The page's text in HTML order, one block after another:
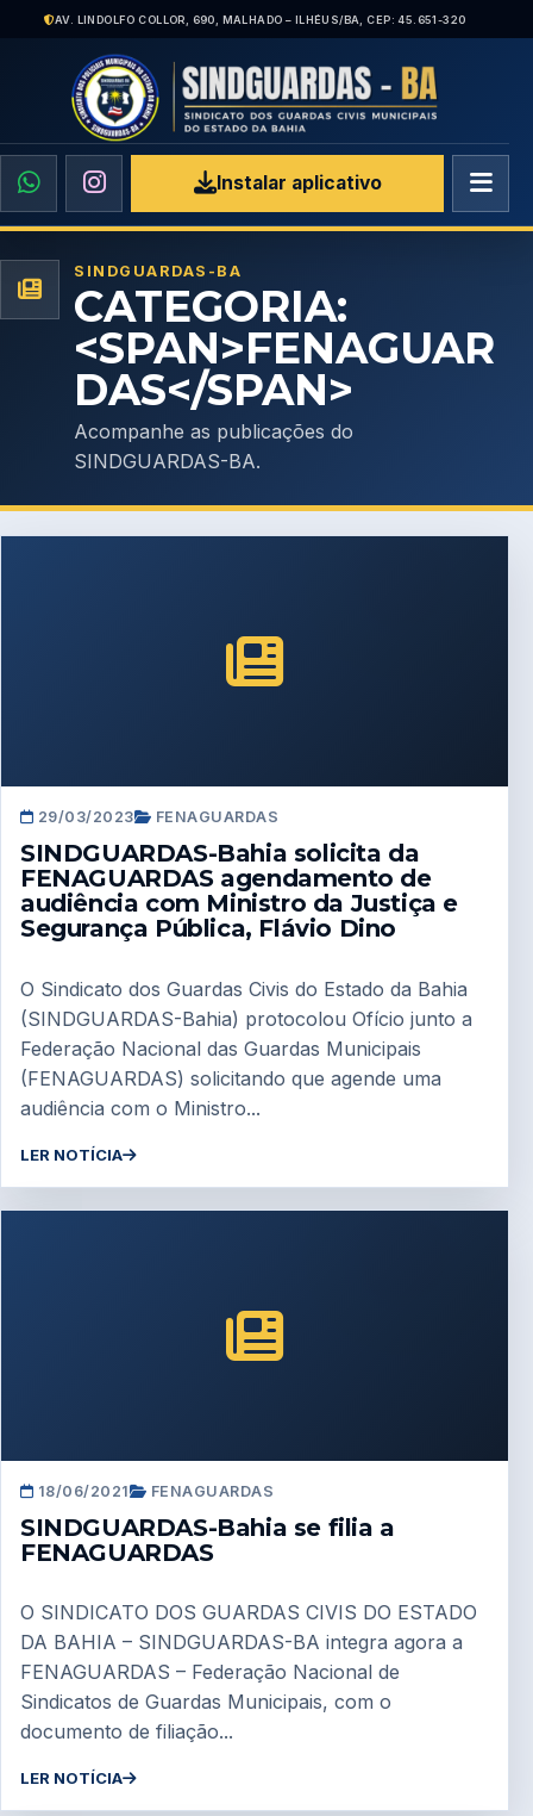
AV. LINDOLFO COLLOR, 690, MALHADO – ILHÉUS/BA, CEP: 45.651-320
Instalar aplicativo
SINDGUARDAS-BA
CATEGORIA:
<SPAN>FENAGUAR
DAS</SPAN>
Acompanhe as publicações do
SINDGUARDAS-BA.
29/03/2023 FENAGUARDAS
SINDGUARDAS-Bahia solicita da
FENAGUARDAS agendamento de
audiência com Ministro da Justiça e
Segurança Pública, Flávio Dino
O Sindicato dos Guardas Civis do Estado da Bahia
(SINDGUARDAS-Bahia) protocolou Ofício junto a
Federação Nacional das Guardas Municipais
(FENAGUARDAS) solicitando que agende uma
audiência com o Ministro...
LER NOTÍCIA
18/06/2021 FENAGUARDAS
SINDGUARDAS-Bahia se filia a
FENAGUARDAS
O SINDICATO DOS GUARDAS CIVIS DO ESTADO
DA BAHIA – SINDGUARDAS-BA integra agora a
FENAGUARDAS – Federação Nacional de
Sindicatos de Guardas Municipais, com o
documento de filiação...
LER NOTÍCIA